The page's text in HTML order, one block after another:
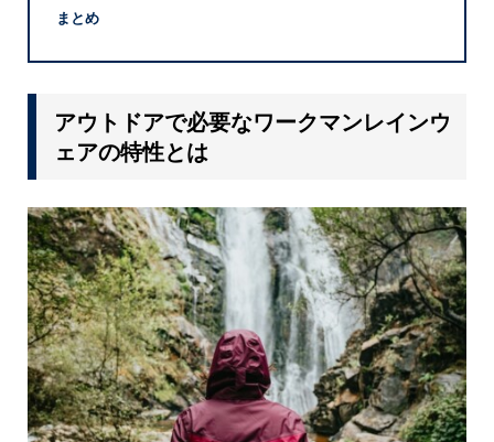
まとめ
アウトドアで必要なワークマンレインウ
ェアの特性とは